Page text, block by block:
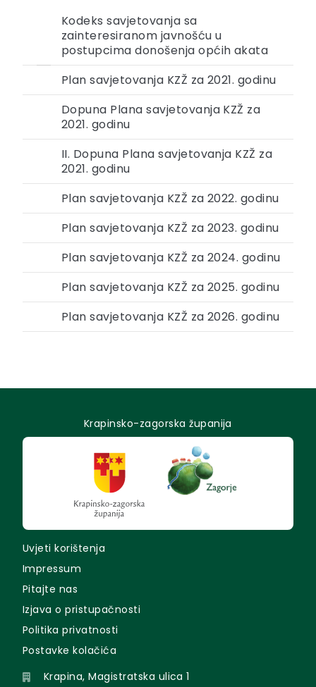
Kodeks savjetovanja sa
zainteresiranom javnošću u
postupcima donošenja općih akata
Plan savjetovanja KZŽ za 2021. godinu
Dopuna Plana savjetovanja KZŽ za
2021. godinu
II. Dopuna Plana savjetovanja KZŽ za
2021. godinu
Plan savjetovanja KZŽ za 2022. godinu
Plan savjetovanja KZŽ za 2023. godinu
Plan savjetovanja KZŽ za 2024. godinu
Plan savjetovanja KZŽ za 2025. godinu
Plan savjetovanja KZŽ za 2026. godinu
Krapinsko-zagorska županija
Uvjeti korištenja
Impressum
Pitajte nas
Izjava o pristupačnosti
Politika privatnosti
Postavke kolačića
Krapina, Magistratska ulica 1